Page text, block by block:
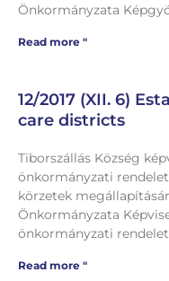
Önkormányzata
Read more "
12/2017 (XII. 6)
care districts
Tiborszállás Község
önkormányzati
körzetek
Önkormányzata
önkormányzati
Read more "